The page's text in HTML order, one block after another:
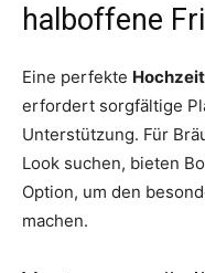
halboffene
Eine perfekte
erfordert sorgfältige
Unterstützung. Für
Look suchen, bieten
Option, um den
machen.